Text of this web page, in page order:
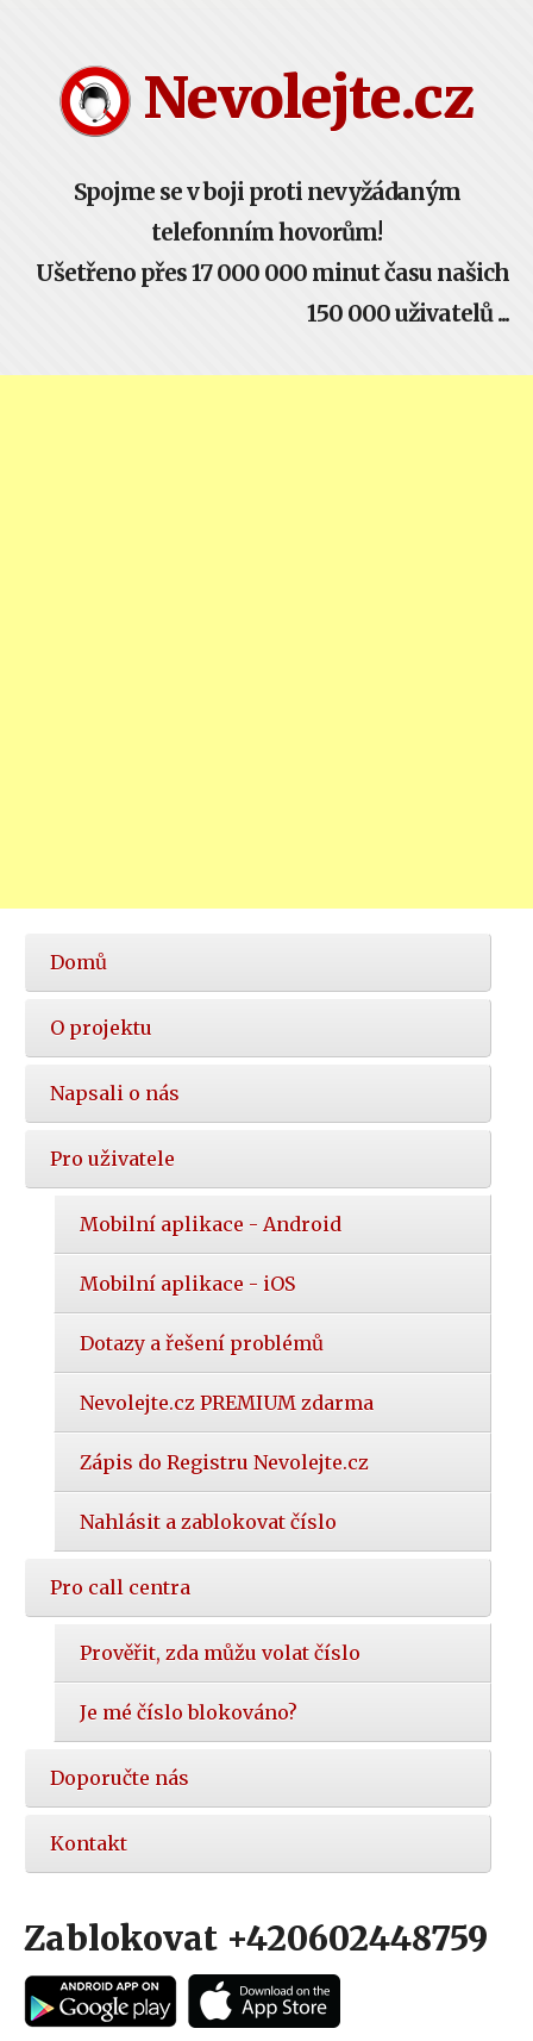
Nevolejte.cz
Spojme se v boji proti nevyžádaným
telefonním hovorům!
Ušetřeno přes 17 000 000 minut času našich
150 000 uživatelů ...
Hlavní
nabídka
Domů
O projektu
Napsali o nás
Pro uživatele
Mobilní aplikace - Android
Mobilní aplikace - iOS
Dotazy a řešení problémů
Nevolejte.cz PREMIUM zdarma
Zápis do Registru Nevolejte.cz
Nahlásit a zablokovat číslo
Pro call centra
Prověřit, zda můžu volat číslo
Je mé číslo blokováno?
Doporučte nás
Kontakt
Zablokovat +420602448759